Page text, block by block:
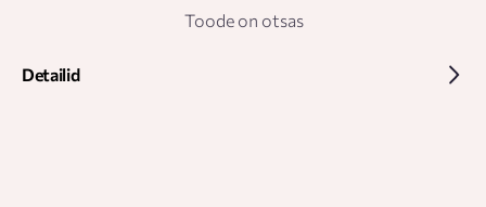
Toode on otsas
Detailid